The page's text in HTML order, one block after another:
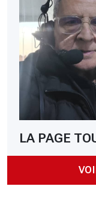
LA PAGE